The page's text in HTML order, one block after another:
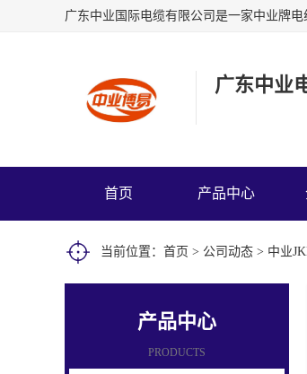
广东中业
首页 产品中心
当前位置： 首页 > 公司动态 > 中业
产品中心
PRODUCTS